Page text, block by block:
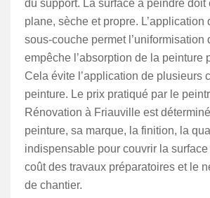
du support. La surface à peindre doit
plane, sèche et propre. L’application
sous-couche permet l’uniformisation
empêche l’absorption de la peinture
Cela évite l’application de plusieurs
peinture. Le prix pratiqué par le
Rénovation à Friauville est
peinture, sa marque, la finition, la
indispensable pour couvrir la
coût des travaux préparatoires et le
de chantier.